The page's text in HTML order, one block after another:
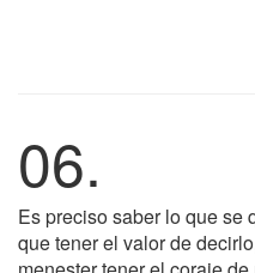
06.
Es preciso saber lo que se
que tener el valor de